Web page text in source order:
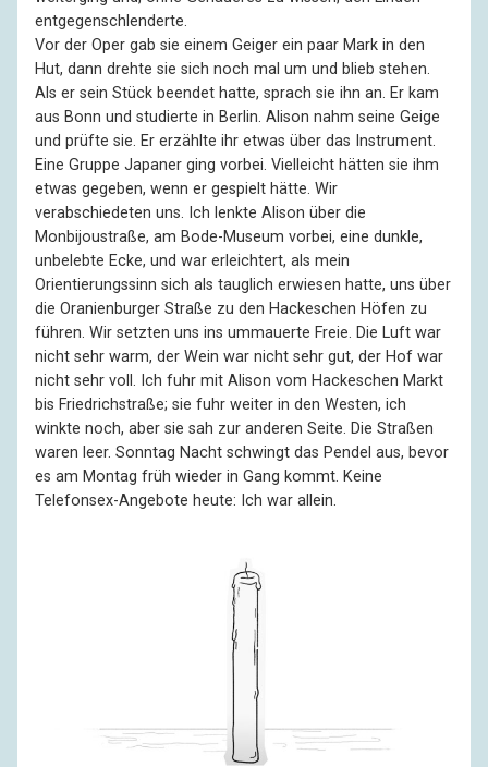
entgegenschlenderte.
Vor der Oper gab sie einem Geiger ein paar Mark in den
Hut, dann drehte sie sich noch mal um und blieb stehen.
Als er sein Stück beendet hatte, sprach sie ihn an. Er kam
aus Bonn und studierte in Berlin. Alison nahm seine Geige
und prüfte sie. Er erzählte ihr etwas über das Instrument.
Eine Gruppe Japaner ging vorbei. Vielleicht hätten sie ihm
etwas gegeben, wenn er gespielt hätte. Wir
verabschiedeten uns. Ich lenkte Alison über die
Monbijoustraße, am Bode-Museum vorbei, eine dunkle,
unbelebte Ecke, und war erleichtert, als mein
Orientierungssinn sich als tauglich erwiesen hatte, uns über
die Oranienburger Straße zu den Hackeschen Höfen zu
führen. Wir setzten uns ins ummauerte Freie. Die Luft war
nicht sehr warm, der Wein war nicht sehr gut, der Hof war
nicht sehr voll. Ich fuhr mit Alison vom Hackeschen Markt
bis Friedrichstraße; sie fuhr weiter in den Westen, ich
winkte noch, aber sie sah zur anderen Seite. Die Straßen
waren leer. Sonntag Nacht schwingt das Pendel aus, bevor
es am Montag früh wieder in Gang kommt. Keine
Telefonsex-Angebote heute: Ich war allein.